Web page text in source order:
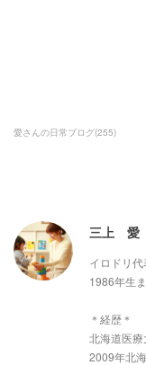
愛さんの日常ブログ(255)
三上 愛
イロドリ
1986年生
＊経歴＊
北海道医
2009年北